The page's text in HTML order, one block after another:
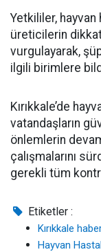
Yetkililer, hayvan
üreticilerin
vurgulayarak,
ilgili birimlere
Kırıkkale’de
vatandaşların
önlemlerin
çalışmalarını
gerekli tüm
Etiketler :
Kırıkkale
Hayvan